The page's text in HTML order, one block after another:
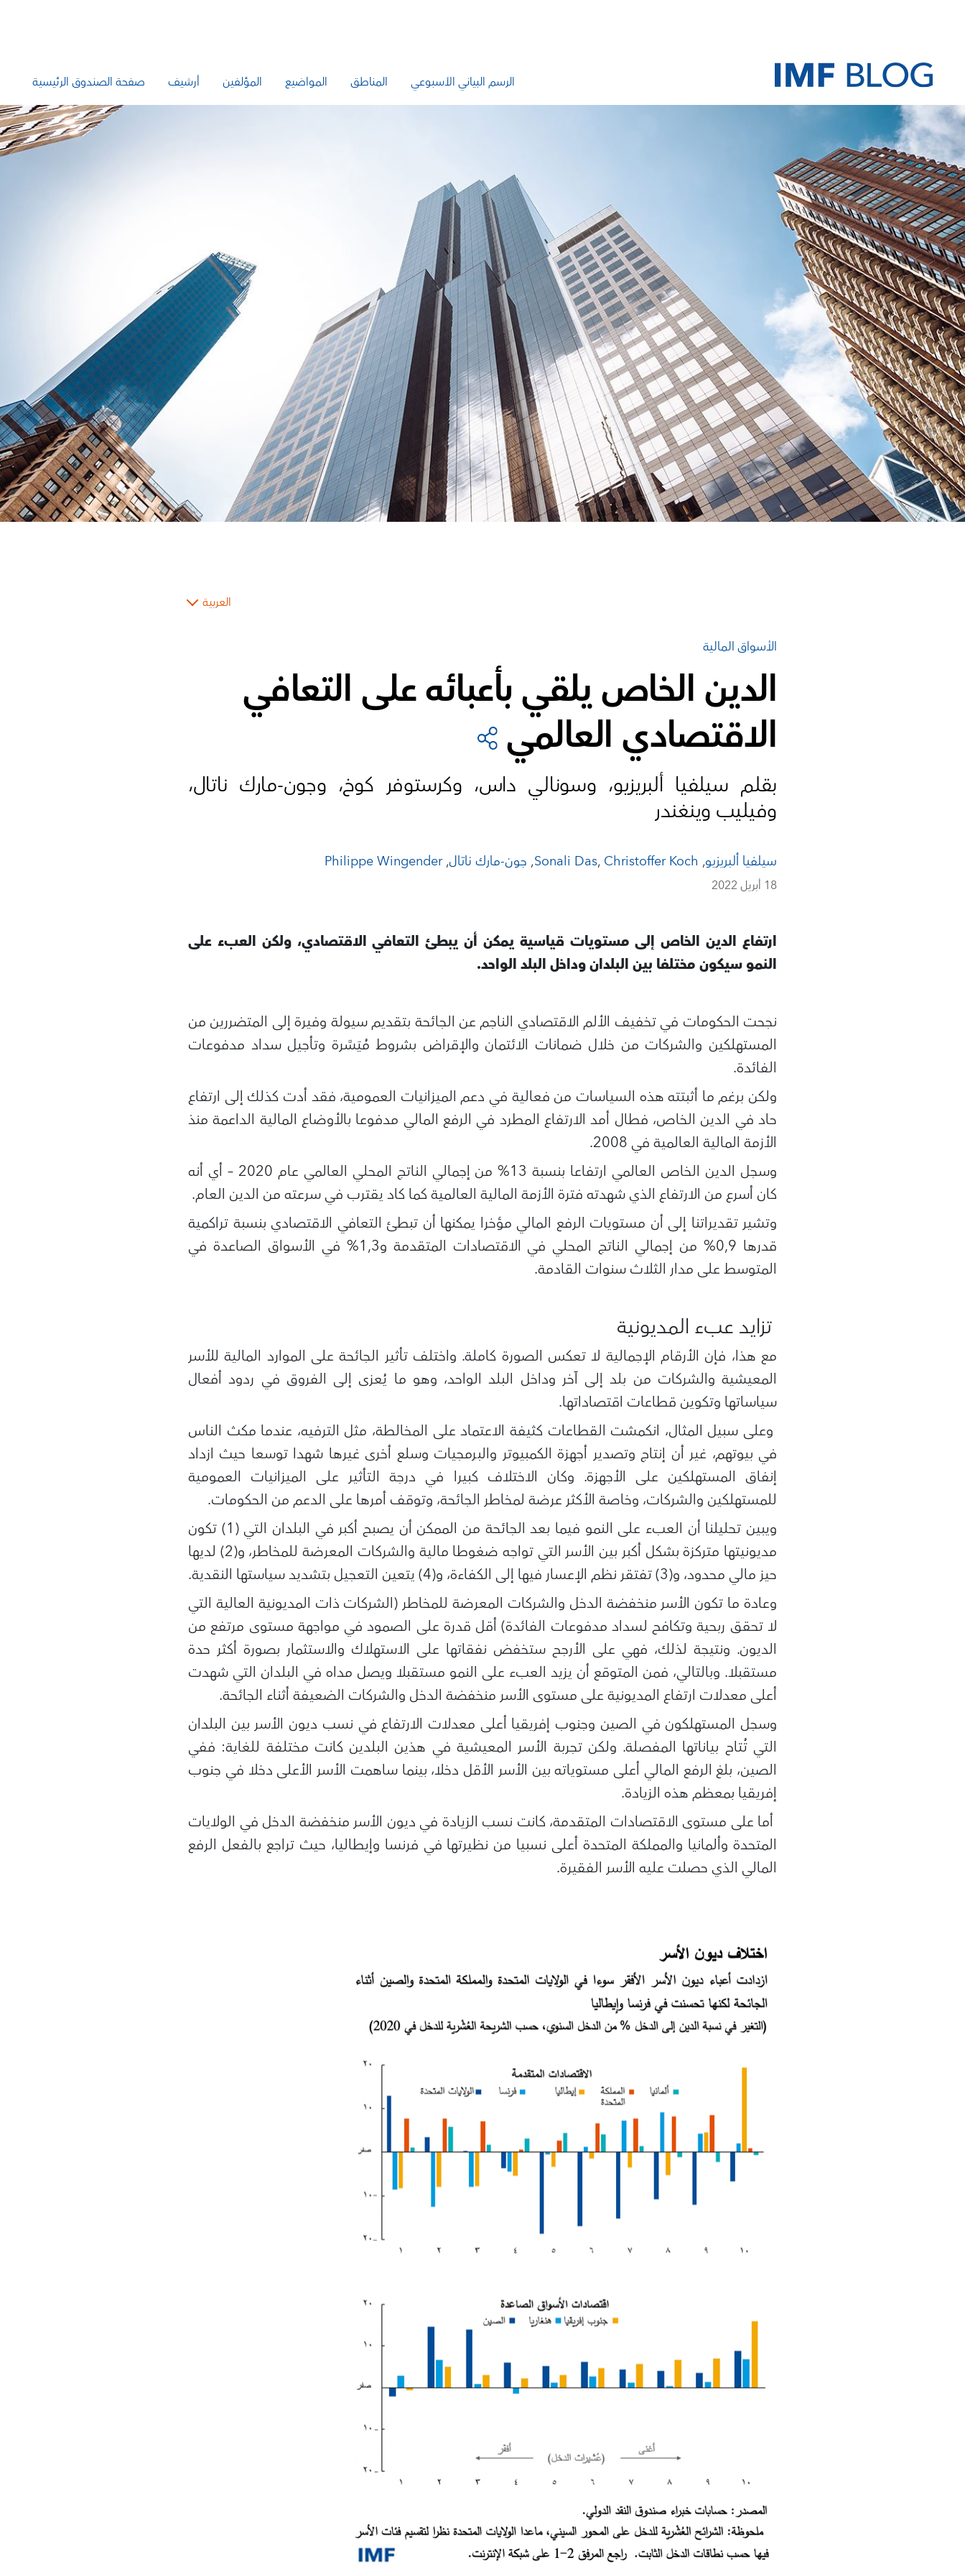
الرسم البياني الأسبوعي المناطق المواضيع المؤلفين أرشيف صفحة الصندوق الرئيسية
العربية
الأسواق المالية
الدين الخاص يلقي بأعبائه على التعافي
الاقتصادي العالمي
بقلم سيلفيا ألبريزيو، وسونالي داس، وكرستوفر كوخ، وجون-مارك ناتال،
وفيليب وينغندر
سيلفيا ألبريزيو,
Sonali Das,Christoffer Koch
, جون-مارك ناتال,
Philippe Wingender
18 أبريل 2022
ارتفاع الدين الخاص إلى مستويات قياسية يمكن أن يبطئ التعافي الاقتصادي، ولكن العبء على
النمو سيكون مختلفا بين البلدان وداخل البلد الواحد.
نجحت الحكومات في تخفيف الألم الاقتصادي الناجم عن الجائحة بتقديم سيولة وفيرة إلى المتضررين من
المستهلكين والشركات من خلال ضمانات الائتمان والإقراض بشروط مُيَسَّرة وتأجيل سداد مدفوعات
الفائدة.
ولكن برغم ما أثبتته هذه السياسات من فعالية في دعم الميزانيات العمومية، فقد أدت كذلك إلى ارتفاع
حاد في الدين الخاص، فطال أمد الارتفاع المطرد في الرفع المالي مدفوعا بالأوضاع المالية الداعمة منذ
الأزمة المالية العالمية في 2008.
وسجل الدين الخاص العالمي ارتفاعا بنسبة 13% من إجمالي الناتج المحلي العالمي عام 2020 – أي أنه
كان أسرع من الارتفاع الذي شهدته فترة الأزمة المالية العالمية كما كاد يقترب في سرعته من الدين العام.
وتشير تقديراتنا إلى أن مستويات الرفع المالي مؤخرا يمكنها أن تبطئ التعافي الاقتصادي بنسبة تراكمية
قدرها 0,9% من إجمالي الناتج المحلي في الاقتصادات المتقدمة و1,3% في الأسواق الصاعدة في
المتوسط على مدار الثلاث سنوات القادمة.
تزايد عبء المديونية
مع هذا، فإن الأرقام الإجمالية لا تعكس الصورة كاملة. واختلف تأثير الجائحة على الموارد المالية للأسر
المعيشية والشركات من بلد إلى آخر وداخل البلد الواحد، وهو ما يُعزى إلى الفروق في ردود أفعال
سياساتها وتكوين قطاعات اقتصاداتها.
وعلى سبيل المثال، انكمشت القطاعات كثيفة الاعتماد على المخالطة، مثل الترفيه، عندما مكث الناس
في بيوتهم، غير أن إنتاج وتصدير أجهزة الكمبيوتر والبرمجيات وسلع أخرى غيرها شهدا توسعا حيث ازداد
إنفاق المستهلكين على الأجهزة. وكان الاختلاف كبيرا في درجة التأثير على الميزانيات العمومية
للمستهلكين والشركات، وخاصة الأكثر عرضة لمخاطر الجائحة، وتوقف أمرها على الدعم من الحكومات.
ويبين تحليلنا أن العبء على النمو فيما بعد الجائحة من الممكن أن يصبح أكبر في البلدان التي (1) تكون
مديونيتها متركزة بشكل أكبر بين الأسر التي تواجه ضغوطا مالية والشركات المعرضة للمخاطر، و(2) لديها
حيز مالي محدود، و(3) تفتقر نظم الإعسار فيها إلى الكفاءة، و(4) يتعين التعجيل بتشديد سياستها النقدية.
وعادة ما تكون الأسر منخفضة الدخل والشركات المعرضة للمخاطر (الشركات ذات المديونية العالية التي
لا تحقق ربحية وتكافح لسداد مدفوعات الفائدة) أقل قدرة على الصمود في مواجهة مستوى مرتفع من
الديون. ونتيجة لذلك، فهي على الأرجح ستخفض نفقاتها على الاستهلاك والاستثمار بصورة أكثر حدة
مستقبلا. وبالتالي، فمن المتوقع أن يزيد العبء على النمو مستقبلا ويصل مداه في البلدان التي شهدت
أعلى معدلات ارتفاع المديونية على مستوى الأسر منخفضة الدخل والشركات الضعيفة أثناء الجائحة.
وسجل المستهلكون في الصين وجنوب إفريقيا أعلى معدلات الارتفاع في نسب ديون الأسر بين البلدان
التي تُتاح بياناتها المفصلة. ولكن تجربة الأسر المعيشية في هذين البلدين كانت مختلفة للغاية: ففي
الصين، بلغ الرفع المالي أعلى مستوياته بين الأسر الأقل دخلا، بينما ساهمت الأسر الأعلى دخلا في جنوب
إفريقيا بمعظم هذه الزيادة.
أما على مستوى الاقتصادات المتقدمة، كانت نسب الزيادة في ديون الأسر منخفضة الدخل في الولايات
المتحدة وألمانيا والمملكة المتحدة أعلى نسبيا من نظيرتها في فرنسا وإيطاليا، حيث تراجع بالفعل الرفع
المالي الذي حصلت عليه الأسر الفقيرة.